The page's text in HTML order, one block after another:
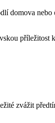
domova
příležitost
zvážit‍